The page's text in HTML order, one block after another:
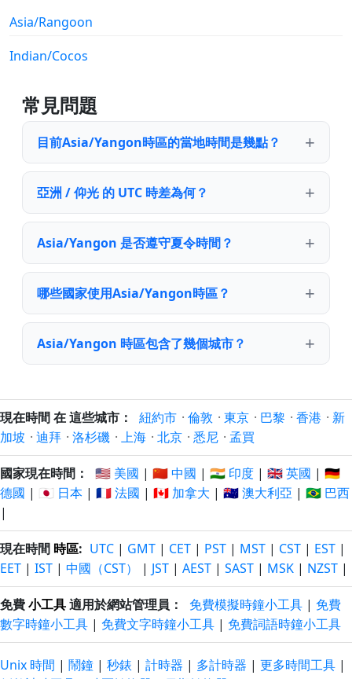
Asia/Rangoon
Indian/Cocos
常見問題
目前Asia/Yangon時區的當地時間是幾點？
亞洲 / 仰光 的 UTC 時差為何？
Asia/Yangon 是否遵守夏令時間？
哪些國家使用Asia/Yangon時區？
Asia/Yangon 時區包含了幾個城市？
現在時間 在 這些城市： 紐約市 · 倫敦 · 東京 · 巴黎 · 香港 · 新
加坡 · 迪拜 · 洛杉磯 · 上海 · 北京 · 悉尼 · 孟買
國家現在時間： 🇺🇸 美國 | 🇨🇳 中國 | 🇮🇳 印度 | 🇬🇧 英國 | 🇩🇪
德國 | 🇯🇵 日本 | 🇫🇷 法國 | 🇨🇦 加拿大 | 🇦🇺 澳大利亞 | 🇧🇷 巴西
|
現在時間 時區: UTC | GMT | CET | PST | MST | CST | EST |
EET | IST | 中國（CST） | JST | AEST | SAST | MSK | NZST |
免費小工具適用於網站管理員： 免費模擬時鐘小工具 | 免費
數字時鐘小工具 | 免費文字時鐘小工具 | 免費詞語時鐘小工具
Unix 時間 | 鬧鐘 | 秒錶 | 計時器 | 多計時器 | 更多時間工具 |